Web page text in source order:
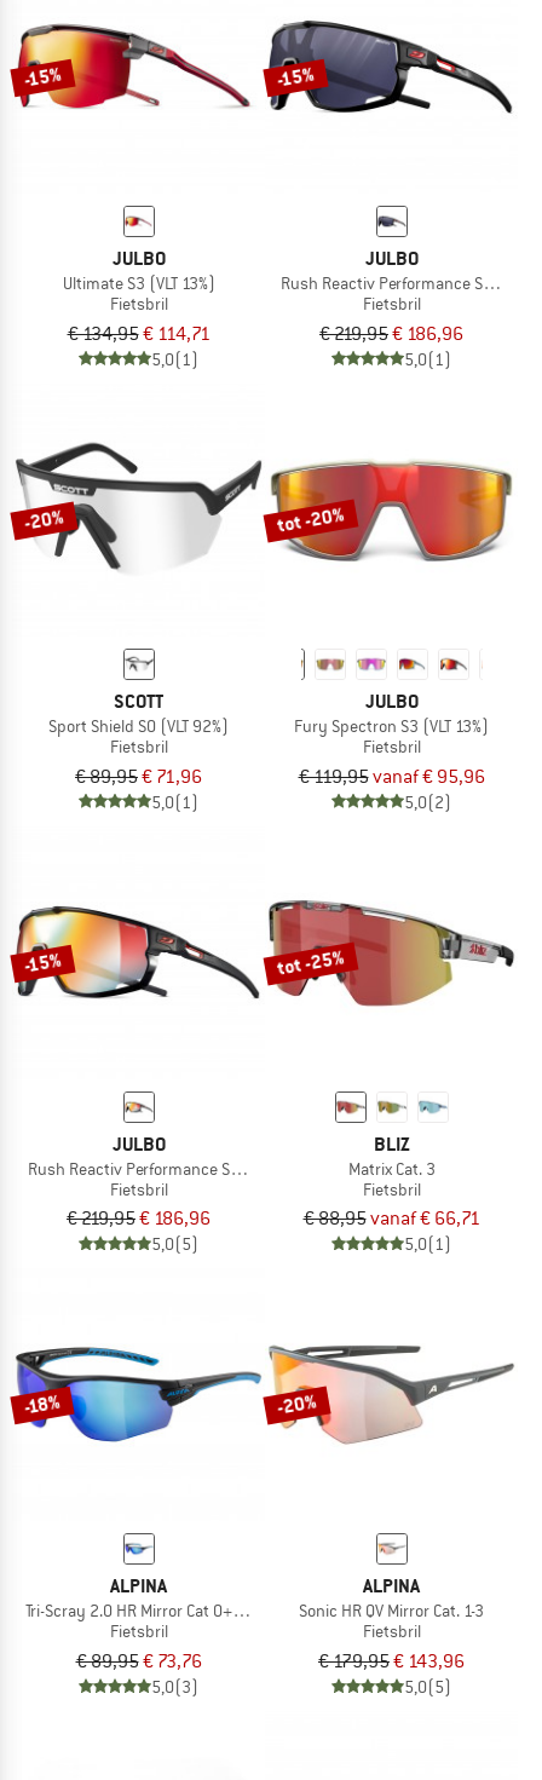
-15%
JULBO
Ultimate S3 (VLT 13%)
Fietsbril
€ 134,95€ 114,71
5,0(1)
-15%
JULBO
Rush Reactiv Performance S0-3
Fietsbril
€ 219,95€ 186,96
5,0(1)
-20%
SCOTT
Sport Shield S0 (VLT 92%)
Fietsbril
€ 89,95€ 71,96
5,0(1)
tot -20%
JULBO
Fury Spectron S3 (VLT 13%)
Fietsbril
€ 119,95vanaf € 95,96
5,0(2)
-15%
JULBO
Rush Reactiv Performance S1-3 (VLT 17 / 75%)
Fietsbril
€ 219,95€ 186,96
5,0(5)
tot -25%
BLIZ
Matrix Cat. 3
Fietsbril
€ 88,95vanaf € 66,71
5,0(1)
-18%
ALPINA
Tri-Scray 2.0 HR Mirror Cat 0+2+3
Fietsbril
€ 89,95€ 73,76
5,0(3)
-20%
ALPINA
Sonic HR QV Mirror Cat. 1-3
Fietsbril
€ 179,95€ 143,96
5,0(5)